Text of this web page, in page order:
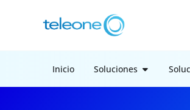
Inicio Soluciones